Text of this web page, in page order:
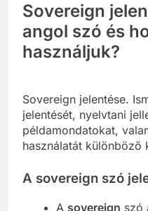
Sovereign
angol szó és
használjuk?
Sovereign jelentése.
jelentését, nyelvtani
példamondatokat,
használatát különböző
A sovereign szó
A sovereign szó